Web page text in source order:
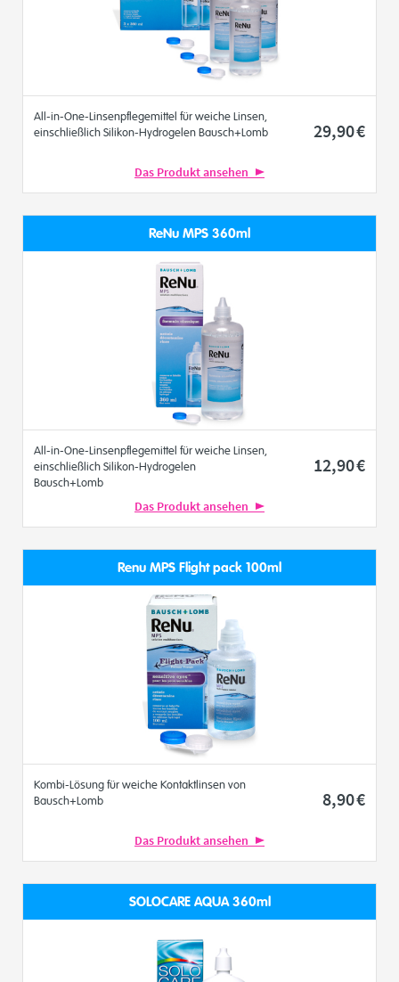
All-in-One-Linsenpflegemittel für weiche Linsen,
einschließlich Silikon-Hydrogelen Bausch+Lomb
29,90€
Das Produkt ansehen
ReNu MPS 360ml
All-in-One-Linsenpflegemittel für weiche Linsen,
einschließlich Silikon-Hydrogelen
Bausch+Lomb
12,90€
Das Produkt ansehen
Renu MPS Flight pack 100ml
Kombi-Lösung für weiche Kontaktlinsen von
Bausch+Lomb
8,90€
Das Produkt ansehen
SOLOCARE AQUA 360ml